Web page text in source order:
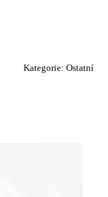
Kategorie: Ostatní